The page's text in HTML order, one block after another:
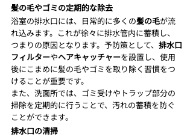
髪の毛やゴミの定期的な除去
浴室の排水口には、日常的に多くの髪の毛が流
れ込みます。これが徐々に排水管内に蓄積し、
つまりの原因となります。予防策として、 排水口
フィルターやヘアキャッチャーを設置し、使用
後にこまめに髪の毛やゴミを取り除く習慣をつ
けることが重要です。
また、洗面所では、ゴミ受けやトラップ部分の
掃除を定期的に行うことで、汚れの蓄積を防ぐ
ことができます。
排水口の清掃